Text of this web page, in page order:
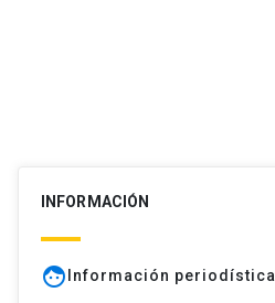
INFORMACIÓN
faceInformación periodística